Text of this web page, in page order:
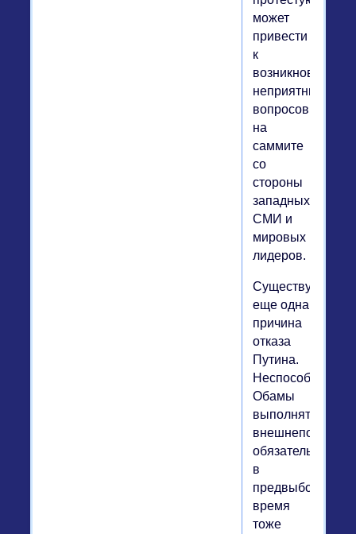
может
привести
к
возникновению
неприятных
вопросов
на
саммите
со
стороны
западных
СМИ и
мировых
лидеров.
Существует
еще одна
причина
отказа
Путина.
Неспособность
Обамы
выполнять
обязательства
в
предвыборное
время
тоже